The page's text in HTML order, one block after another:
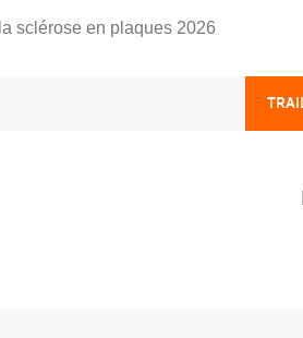
sclérose en plaques 2026